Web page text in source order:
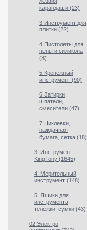
карандаши (23)
3 Инструмент для
плитки (22)
4 Пистолеты для
пены и силикона
(8)
5 Крепежный
инструмент (90)
6 Затирки,
шпатели,
смесители (47)
7 Циклевки,
наждачная
бумага, сетка (18)
3. Инструмент
KingTony (1645)
4. Мерительный
инструмент (148)
5. Ящики для
инструмента,
тележки, сумки (43)
02 Электро